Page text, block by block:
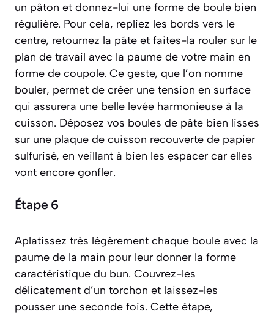
un pâton et donnez-lui une forme de boule bien
régulière. Pour cela, repliez les bords vers le
centre, retournez la pâte et faites-la rouler sur le
plan de travail avec la paume de votre main en
forme de coupole. Ce geste, que l’on nomme
bouler, permet de créer une tension en surface
qui assurera une belle levée harmonieuse à la
cuisson. Déposez vos boules de pâte bien lisses
sur une plaque de cuisson recouverte de papier
sulfurisé, en veillant à bien les espacer car elles
vont encore gonfler.
Étape 6
Aplatissez très légèrement chaque boule avec la
paume de la main pour leur donner la forme
caractéristique du bun. Couvrez-les
délicatement d’un torchon et laissez-les
pousser une seconde fois. Cette étape,